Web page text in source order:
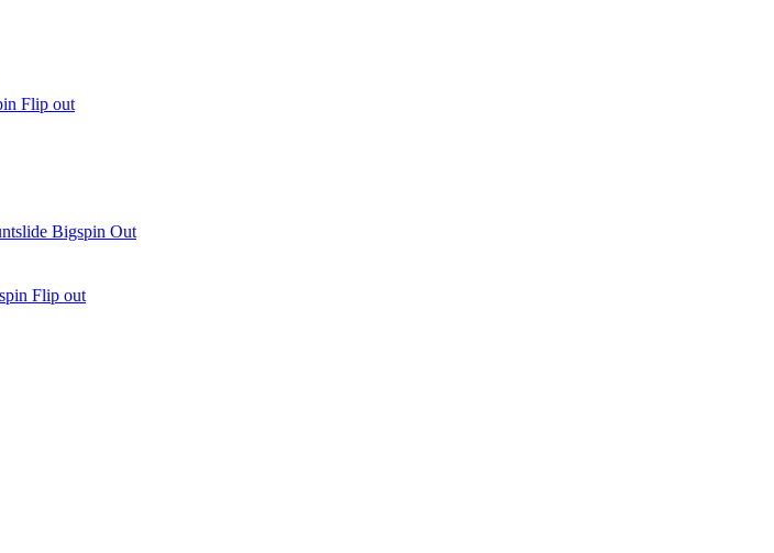
Flip out
Bigspin Out
Flip out